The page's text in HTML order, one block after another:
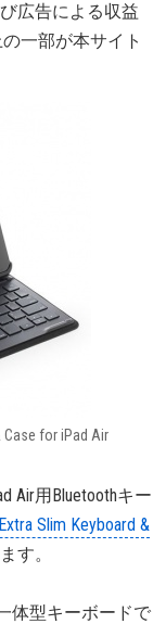
広告による収益
一部が本サイト
Case for iPad Air
Air用Bluetoothキー
Slim Keyboard &
す。
体型キーボードで